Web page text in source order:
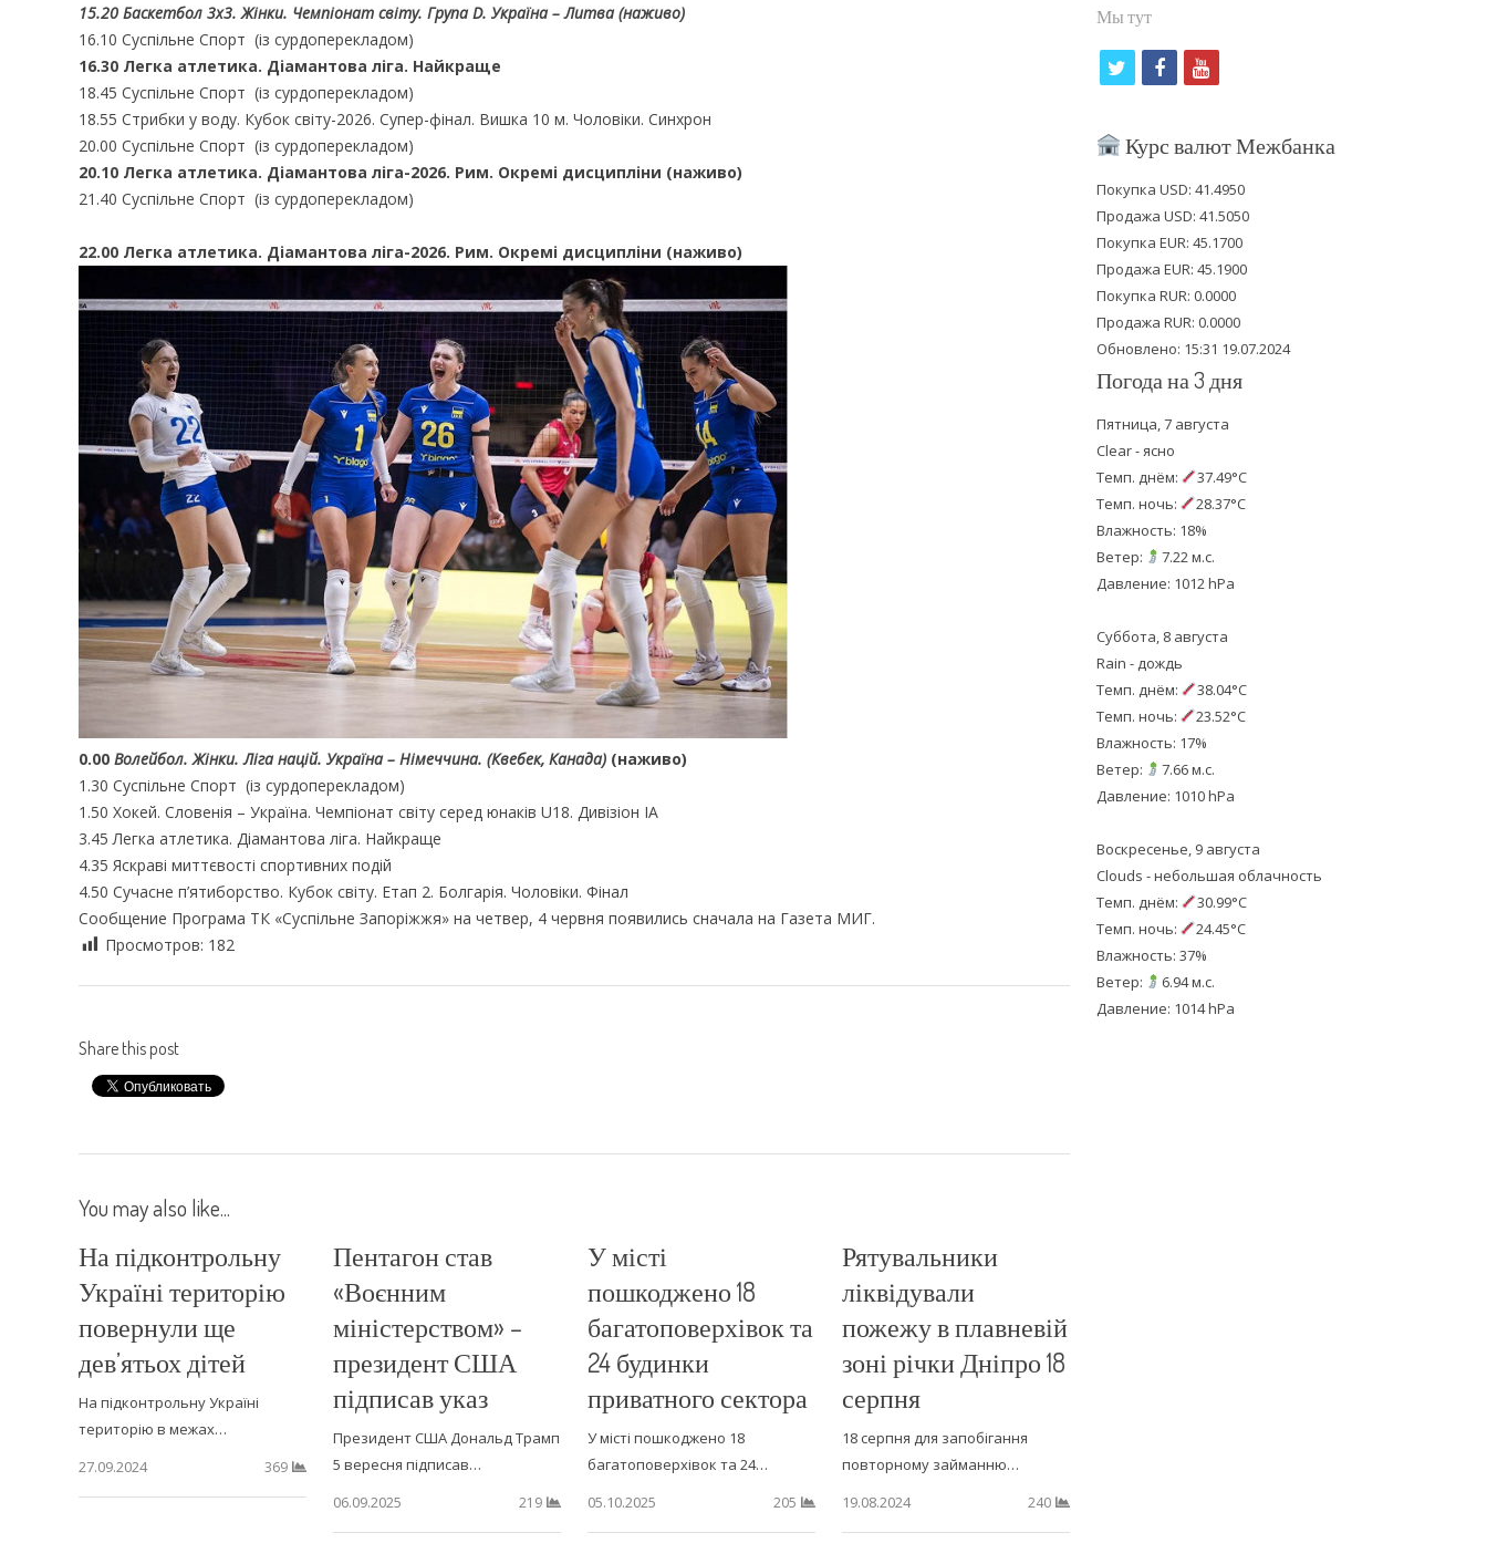
15.20 Баскетбол 3х3. Жінки. Чемпіонат світу. Група D. Україна – Литва (наживо)
16.10 Суспільне Спорт (із сурдоперекладом)
16.30 Легка атлетика. Діамантова ліга. Найкраще
18.45 Суспільне Спорт (із сурдоперекладом)
18.55 Стрибки у воду. Кубок світу-2026. Супер-фінал. Вишка 10 м. Чоловіки. Синхрон
20.00 Суспільне Спорт (із сурдоперекладом)
20.10 Легка атлетика. Діамантова ліга-2026. Рим. Окремі дисципліни (наживо)
21.40 Суспільне Спорт (із сурдоперекладом)
22.00 Легка атлетика. Діамантова ліга-2026. Рим. Окремі дисципліни (наживо)
0.00 Волейбол. Жінки. Ліга націй. Україна – Німеччина. (Квебек, Канада) (наживо)
1.30 Суспільне Спорт (із сурдоперекладом)
1.50 Хокей. Словенія – Україна. Чемпіонат світу серед юнаків U18. Дивізіон ІА
3.45 Легка атлетика. Діамантова ліга. Найкраще
4.35 Яскраві миттєвості спортивних подій
4.50 Сучасне п’ятиборство. Кубок світу. Етап 2. Болгарія. Чоловіки. Фінал
Сообщение Програма ТК «Суспільне Запоріжжя» на четвер, 4 червня появились сначала на Газета МИГ.
Просмотров: 182
Share this post
You may also like...
На підконтрольну
Україні територію
повернули ще
дев’ятьох дітей
На підконтрольну Україні
територію в межах…
27.09.2024
369
Пентагон став
«Воєнним
міністерством» –
президент США
підписав указ
Президент США Дональд Трамп
5 вересня підписав…
06.09.2025
219
У місті
пошкоджено 18
багатоповерхівок та
24 будинки
приватного сектора
У місті пошкоджено 18
багатоповерхівок та 24…
05.10.2025
205
Рятувальники
ліквідували
пожежу в плавневій
зоні річки Дніпро 18
серпня
18 серпня для запобігання
повторному займанню…
19.08.2024
240
Мы тут
i
t
e
r
f
c
b
o
o
k
y
u
u
b
e
Курс валют Межбанка
Покупка USD: 41.4950
Продажа USD: 41.5050
Покупка EUR: 45.1700
Продажа EUR: 45.1900
Покупка RUR: 0.0000
Продажа RUR: 0.0000
Обновлено: 15:31 19.07.2024
Погода на 3 дня
Пятница, 7 августа
Clear - ясно
Темп. днём:
37.49°C
Темп. ночь:
28.37°C
Влажность: 18%
Ветер:
7.22 м.с.
Давление: 1012 hPa
Суббота, 8 августа
Rain - дождь
Темп. днём:
38.04°C
Темп. ночь:
23.52°C
Влажность: 17%
Ветер:
7.66 м.с.
Давление: 1010 hPa
Воскресенье, 9 августа
Clouds - небольшая облачность
Темп. днём:
30.99°C
Темп. ночь:
24.45°C
Влажность: 37%
Ветер:
6.94 м.с.
Давление: 1014 hPa